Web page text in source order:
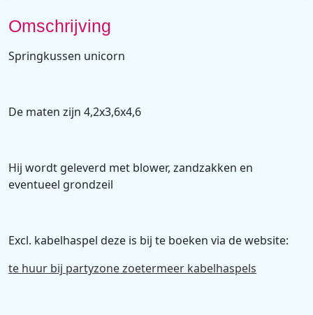
Omschrijving
Springkussen unicorn
De maten zijn 4,2x3,6x4,6
Hij wordt geleverd met blower, zandzakken en
eventueel grondzeil
Excl. kabelhaspel deze is bij te boeken via de website:
te huur bij partyzone zoetermeer kabelhaspels